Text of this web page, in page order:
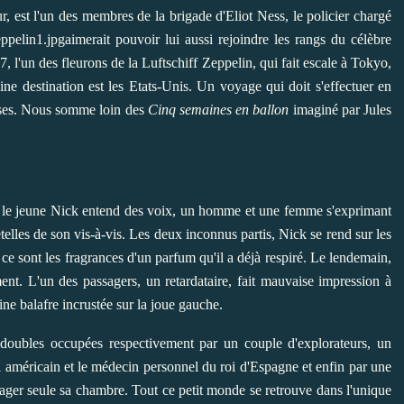
est l'un des membres de la brigade d'Eliot Ness, le policier chargé
aimerait pouvoir lui aussi rejoindre les rangs du célèbre
l'un des fleurons de la Luftschiff Zeppelin, qui fait escale à Tokyo,
destination est les Etats-Unis. Un voyage qui doit s'effectuer en
Nous somme loin des Cinq semaines en ballon imaginé par Jules
jeune Nick entend des voix, un homme et une femme s'exprimant
de son vis-à-vis. Les deux inconnus partis, Nick se rend sur les
sont les fragrances d'un parfum qu'il a déjà respiré. Le lendemain,
L'un des passagers, un retardataire, fait mauvaise impression à
balafre incrustée sur la joue gauche.
occupées respectivement par un couple d'explorateurs, un
et le médecin personnel du roi d'Espagne et enfin par une
seule sa chambre. Tout ce petit monde se retrouve dans l'unique